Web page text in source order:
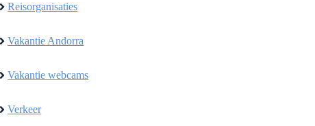
Reisorganisaties
Vakantie Andorra
Vakantie webcams
Verkeer